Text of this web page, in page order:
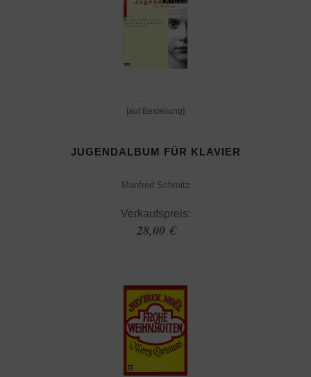
[auf Bestellung]
JUGENDALBUM FÜR KLAVIER
Manfred Schmitz
Verkaufspreis:
28,00 €